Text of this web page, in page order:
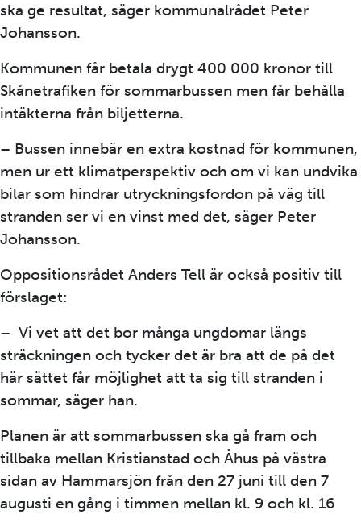
ska ge resultat, säger kommunalrådet Peter
Johansson.
Kommunen får betala drygt 400 000 kronor till
Skånetrafiken för sommarbussen men får behålla
intäkterna från biljetterna.
– Bussen innebär en extra kostnad för kommunen,
men ur ett klimatperspektiv och om vi kan undvika
bilar som hindrar utryckningsfordon på väg till
stranden ser vi en vinst med det, säger Peter
Johansson.
Oppositionsrådet Anders Tell är också positiv till
förslaget:
– Vi vet att det bor många ungdomar längs
sträckningen och tycker det är bra att de på det
här sättet får möjlighet att ta sig till stranden i
sommar, säger han.
Planen är att sommarbussen ska gå fram och
tillbaka mellan Kristianstad och Åhus på västra
sidan av Hammarsjön från den 27 juni till den 7
augusti en gång i timmen mellan kl. 9 och kl. 16